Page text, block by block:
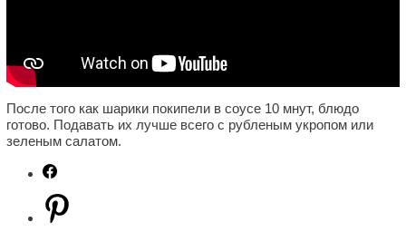
После того как шарики покипели в соусе 10 мнут, блюдо
готово. Подавать их лучше всего с рубленым укропом или
зеленым салатом.